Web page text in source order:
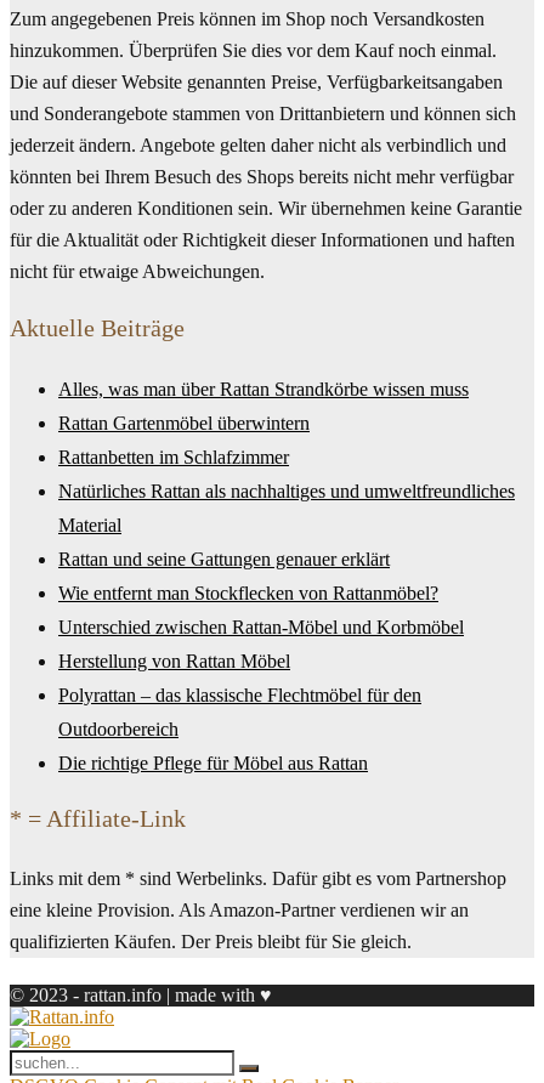
Zum angegebenen Preis können im Shop noch Versandkosten
hinzukommen. Überprüfen Sie dies vor dem Kauf noch einmal.
Die auf dieser Website genannten Preise, Verfügbarkeitsangaben
und Sonderangebote stammen von Drittanbietern und können sich
jederzeit ändern. Angebote gelten daher nicht als verbindlich und
könnten bei Ihrem Besuch des Shops bereits nicht mehr verfügbar
oder zu anderen Konditionen sein. Wir übernehmen keine Garantie
für die Aktualität oder Richtigkeit dieser Informationen und haften
nicht für etwaige Abweichungen.
Aktuelle Beiträge
Alles, was man über Rattan Strandkörbe wissen muss
Rattan Gartenmöbel überwintern
Rattanbetten im Schlafzimmer
Natürliches Rattan als nachhaltiges und umweltfreundliches
Material
Rattan und seine Gattungen genauer erklärt
Wie entfernt man Stockflecken von Rattanmöbel?
Unterschied zwischen Rattan-Möbel und Korbmöbel
Herstellung von Rattan Möbel
Polyrattan – das klassische Flechtmöbel für den
Outdoorbereich
Die richtige Pflege für Möbel aus Rattan
* = Affiliate-Link
Links mit dem * sind Werbelinks. Dafür gibt es vom Partnershop
eine kleine Provision. Als Amazon-Partner verdienen wir an
qualifizierten Käufen. Der Preis bleibt für Sie gleich.
© 2023 - rattan.info | made with ♥